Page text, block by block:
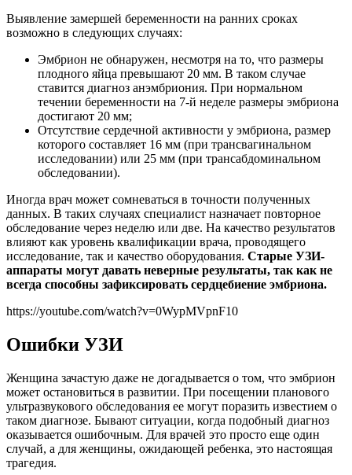
Выявление замершей беременности на ранних сроках
возможно в следующих случаях:
Эмбрион не обнаружен, несмотря на то, что размеры
плодного яйца превышают 20 мм. В таком случае
ставится диагноз анэмбриония. При нормальном
течении беременности на 7-й неделе размеры эмбриона
достигают 20 мм;
Отсутствие сердечной активности у эмбриона, размер
которого составляет 16 мм (при трансвагинальном
исследовании) или 25 мм (при трансабдоминальном
обследовании).
Иногда врач может сомневаться в точности полученных
данных. В таких случаях специалист назначает повторное
обследование через неделю или две. На качество результатов
влияют как уровень квалификации врача, проводящего
исследование, так и качество оборудования. Старые УЗИ-
аппараты могут давать неверные результаты, так как не
всегда способны зафиксировать сердцебиение эмбриона.
https://youtube.com/watch?v=0WypMVpnF10
Ошибки УЗИ
Женщина зачастую даже не догадывается о том, что эмбрион
может остановиться в развитии. При посещении планового
ультразвукового обследования ее могут поразить известием о
таком диагнозе. Бывают ситуации, когда подобный диагноз
оказывается ошибочным. Для врачей это просто еще один
случай, а для женщины, ожидающей ребенка, это настоящая
трагедия.